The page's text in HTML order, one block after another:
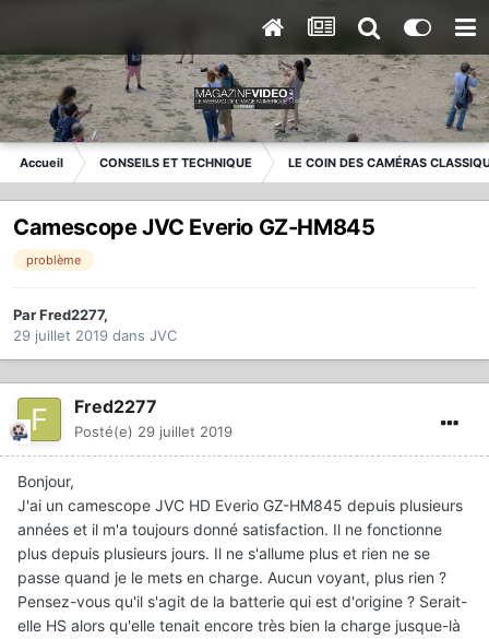
Accueil CONSEILS ET TECHNIQUE LE COIN DES CAMÉRAS
Camescope JVC Everio GZ-HM845
problème
ParFred2277,
29 juillet 2019 dans JVC
Fred2277
Posté(e) 29 juillet 2019
Bonjour,
J'ai un camescope JVC HD Everio GZ-HM845 depuis plusieurs
années et il m'a toujours donné satisfaction. Il ne fonctionne
plus depuis plusieurs jours. Il ne s'allume plus et rien ne se
passe quand je le mets en charge. Aucun voyant, plus rien ?
Pensez-vous qu'il s'agit de la batterie qui est d'origine ? Serait-
elle HS alors qu'elle tenait encore très bien la charge jusque-là